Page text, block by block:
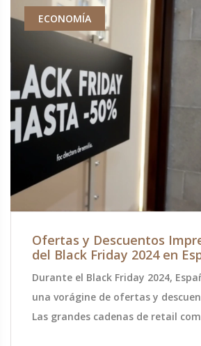
ECONOMÍA
Ofertas y Descuentos
del Black Friday 2024 en
Durante el Black Friday 2024,
una vorágine de ofertas y
Las grandes cadenas de retail